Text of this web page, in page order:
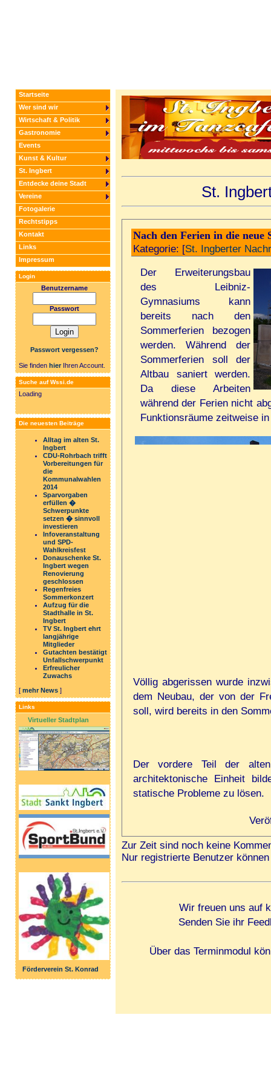
Login
Benutzername
Passwort
Passwort vergessen?
Sie finden hierIhren Account.
Suche auf Wssi.de
Loading
Die neuesten Beiträge
Alltag im alten St.
Ingbert
CDU-Rohrbach trifft
Vorbereitungen für
die
Kommunalwahlen
2014
Sparvorgaben
erfüllen �
Schwerpunkte
setzen � sinnvoll
investieren
Infoveranstaltung
und SPD-
Wahlkreisfest
Donauschenke St.
Ingbert wegen
Renovierung
geschlossen
Regenfreies
Sommerkonzert
Aufzug für die
Stadthalle in St.
Ingbert
TV St. Ingbert ehrt
langjährige
Mitglieder
Gutachten bestätigt
Unfallschwerpunkt
Erfreulicher
Zuwachs
[ mehr News ]
Links
Virtueller Stadtplan
Förderverein St. Konrad
St.
Nach den Ferien in die neue
Kategorie: [St. Ingberter
Der Erweiterungsbau
des Leibniz-
Gymnasiums kann
bereits nach den
Sommerferien bezogen
werden. Während der
Sommerferien soll der
Altbau saniert werden.
Da diese Arbeiten
während der Ferien nicht
Funktionsräume zeitweise
Völlig abgerissen wurde
dem Neubau, der von der
soll, wird bereits in den
Der vordere Teil der
architektonische Einheit
statische Probleme zu lösen.
Zur Zeit sind noch keine
Nur registrierte Benutzer
Wir freuen uns auf
Senden Sie ihr
Über das Terminmodul
Startseite
Wer sind wir
Wirtschaft & Politik
Gastronomie
Events
Kunst & Kultur
St. Ingbert
Entdecke deine Stadt
Vereine
Fotogalerie
Rechtstipps
Kontakt
Links
Impressum